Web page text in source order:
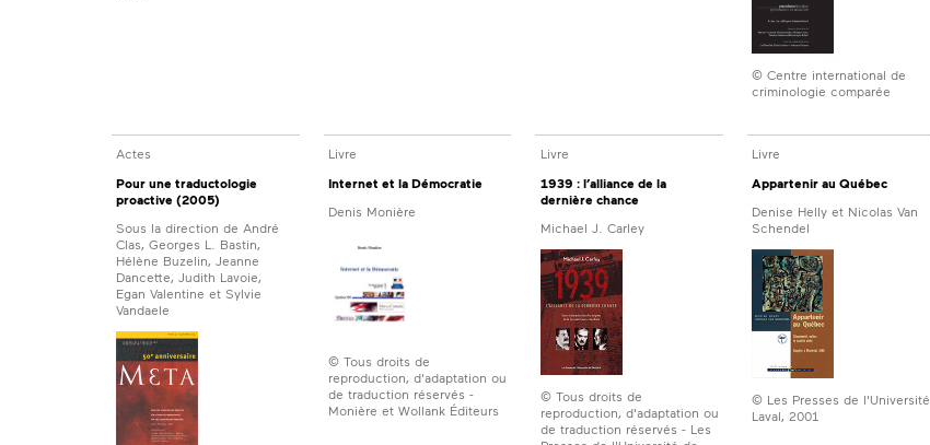
© Centre international de
criminologie comparée
Actes
Pour une traductologie
proactive (2005)
Sous la direction de André
Clas, Georges L. Bastin,
Hélène Buzelin, Jeanne
Dancette, Judith Lavoie,
Egan Valentine et Sylvie
Vandaele
Livre
Internet et la Démocratie
Denis Monière
© Tous droits de
reproduction, d'adaptation ou
de traduction réservés -
Monière et Wollank Éditeurs
Livre
1939 : l’alliance de la
dernière chance
Michael J. Carley
© Tous droits de
reproduction, d'adaptation ou
de traduction réservés - Les
Livre
Appartenir au Québec
Denise Helly et Nicolas Van
Schendel
© Les Presses de l'Université
Laval, 2001